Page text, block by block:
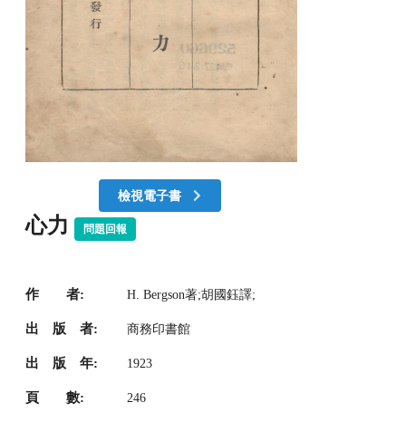
檢視電子書
心力 問題回報
作 者: H. Bergson著;胡國鈺譯;
出 版 者: 商務印書館
出 版 年: 1923
頁 數: 246